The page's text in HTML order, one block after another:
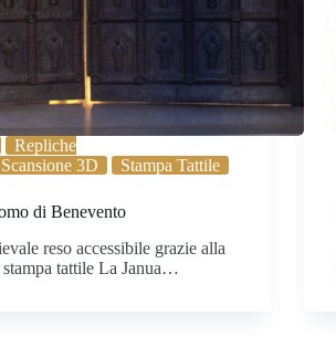
Repliche
Scansione 3D Stampa Tattile
di Benevento
reso accessibile grazie alla
tattile La Janua…